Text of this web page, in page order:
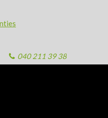
040 211 39 38